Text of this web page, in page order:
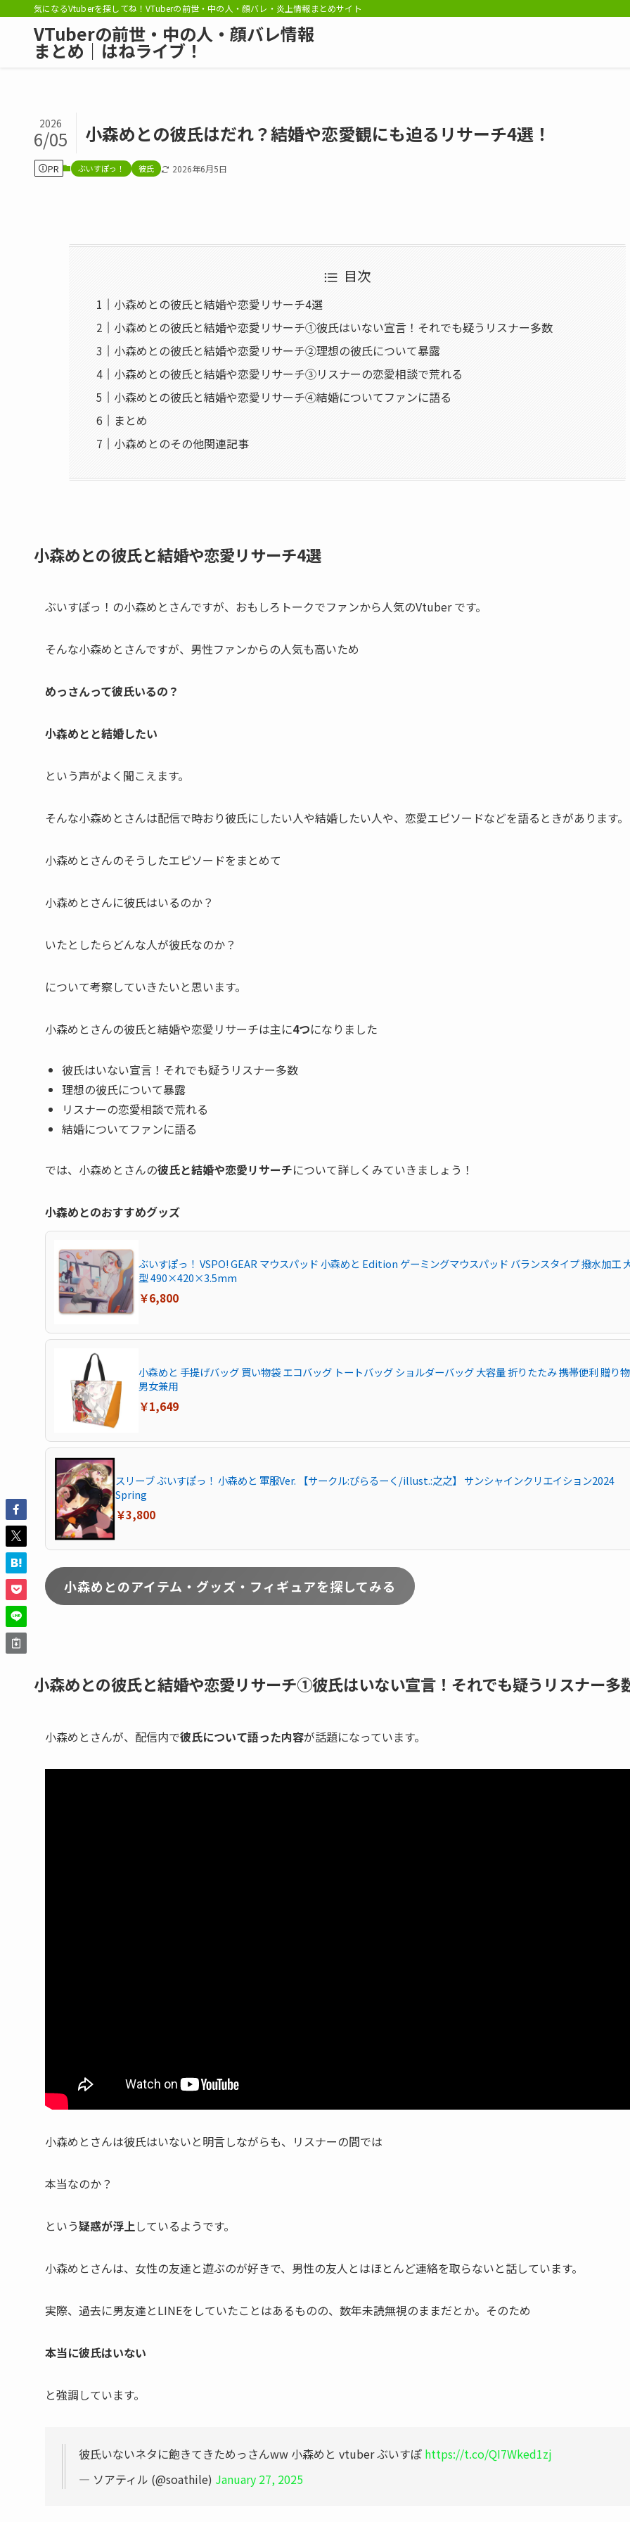
気になるVtuberを探してね！VTuberの前世・中の人・顔バレ・炎上情報まとめサイト
VTuberの前世・中の人・顔バレ情報
まとめ｜はねライブ！
小森めとの彼氏はだれ？結婚や恋愛観にも迫るリサーチ4選！
2026
6/05
PR ぶいすぽっ！ 彼氏 2026年6月5日
目次
小森めとの彼氏と結婚や恋愛リサーチ4選
小森めとの彼氏と結婚や恋愛リサーチ①彼氏はいない宣言！それでも疑うリスナー多数
小森めとの彼氏と結婚や恋愛リサーチ②理想の彼氏について暴露
小森めとの彼氏と結婚や恋愛リサーチ③リスナーの恋愛相談で荒れる
小森めとの彼氏と結婚や恋愛リサーチ④結婚についてファンに語る
まとめ
小森めとのその他関連記事
小森めとの彼氏と結婚や恋愛リサーチ4選
ぶいすぽっ！の小森めとさんですが、おもしろトークでファンから人気のVtuber です。
そんな小森めとさんですが、男性ファンからの人気も高いため
めっさんって彼氏いるの？
小森めとと結婚したい
という声がよく聞こえます。
そんな小森めとさんは配信で時おり彼氏にしたい人や結婚したい人や、恋愛エピソードなどを語るときがあります。
小森めとさんのそうしたエピソードをまとめて
小森めとさんに彼氏はいるのか？
いたとしたらどんな人が彼氏なのか？
について考察していきたいと思います。
小森めとさんの彼氏と結婚や恋愛リサーチは主に4つになりました
彼氏はいない宣言！それでも疑うリスナー多数
理想の彼氏について暴露
リスナーの恋愛相談で荒れる
結婚についてファンに語る
では、小森めとさんの彼氏と結婚や恋愛リサーチについて詳しくみていきましょう！
小森めとのおすすめグッズ
ぶいすぽっ！ VSPO! GEAR マウスパッド 小森めと Edition ゲーミングマウスパッド バランスタイプ 撥水加工
型 490×420×3.5mm
￥6,800
小森めと 手提げバッグ 買い物袋 エコバッグ トートバッグ ショルダーバッグ 大容量 折りたたみ 携帯便利 贈り物
男女兼用
￥1,649
スリーブ ぶいすぽっ！ 小森めと 軍服Ver. 【サークル:ぴらるーく/illust.:之之】 サンシャインクリエイション2024
Spring
￥3,800
小森めとのアイテム・グッズ・フィギュアを探してみる
小森めとの彼氏と結婚や恋愛リサーチ①彼氏はいない宣言！それでも疑うリスナー多
小森めとさんが、配信内で彼氏について語った内容が話題になっています。
小森めとさんは彼氏はいないと明言しながらも、リスナーの間では
本当なのか？
という疑惑が浮上しているようです。
小森めとさんは、 女性の友達と遊ぶのが好きで、男性の友人とはほとんど連絡を取らないと話しています。
実際、過去に男友達とLINEをしていたことはあるものの、数年未読無視のままだとか。そのため
本当に彼氏はいない
と強調しています。
彼氏いないネタに飽きてきためっさんww 小森めと vtuber ぶいすぽ https://t.co/QI7Wked1zj
— ソアティル (@soathile) January 27, 2025